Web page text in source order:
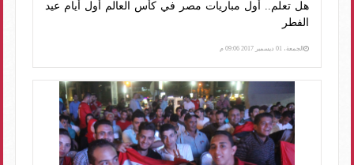
هل تعلم.. أول مباريات مصر في كأس العالم أول أيام عيد
الفطر
الجمعة، 01 ديسمبر 2017 09:06 م